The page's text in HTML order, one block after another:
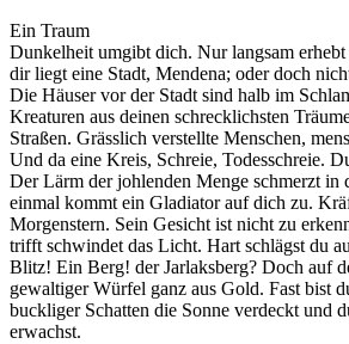
Ein Traum
Dunkelheit umgibt dich. Nur langsam
dir liegt eine Stadt, Mendena; oder doch
Die Häuser vor der Stadt sind halb im
Kreaturen aus deinen schrecklichsten
Straßen. Grässlich verstellte Menschen,
Und da eine Kreis, Schreie, Todesschreie.
Der Lärm der johlenden Menge schmerzt in
einmal kommt ein Gladiator auf dich zu.
Morgenstern. Sein Gesicht ist nicht zu
trifft schwindet das Licht. Hart schlägst du
Blitz! Ein Berg! der Jarlaksberg? Doch auf
gewaltiger Würfel ganz aus Gold. Fast bist
buckliger Schatten die Sonne verdeckt und
erwachst.